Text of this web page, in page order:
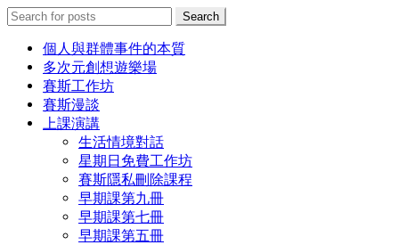
Search
for:
Search
個人與群體事件的本質
多次元創想遊樂場
賽斯工作坊
賽斯漫談
上課演講
生活情境對話
星期日免費工作坊
賽斯隱私刪除課程
早期課第九冊
早期課第七冊
早期課第五冊